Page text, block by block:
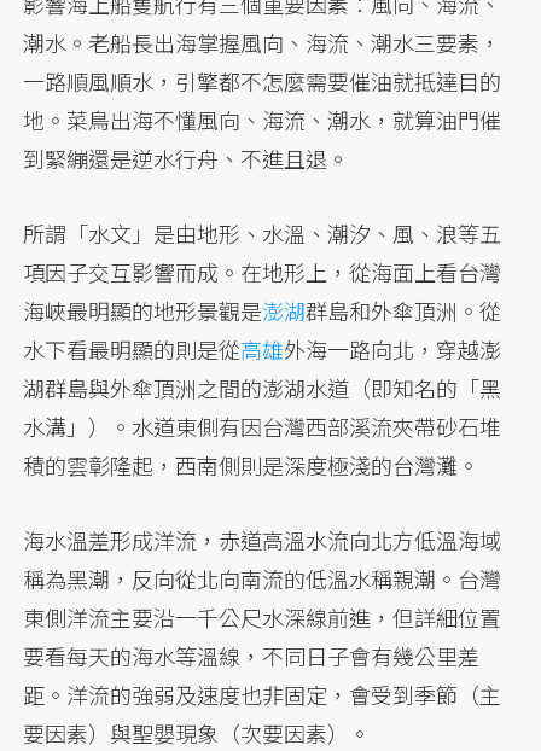
潮水。老船長出海掌握風向、海流、潮水三要素，
一路順風順水，引擎都不怎麼需要催油就抵達目的
地。菜鳥出海不懂風向、海流、潮水，就算油門催
到緊繃還是逆水行舟、不進且退。
所謂「水文」是由地形、水溫、潮汐、風、浪等五
項因子交互影響而成。在地形上，從海面上看台灣
海峽最明顯的地形景觀是澎湖群島和外傘頂洲。從
水下看最明顯的則是從高雄外海一路向北，穿越澎
湖群島與外傘頂洲之間的澎湖水道（即知名的「黑
水溝」）。水道東側有因台灣西部溪流夾帶砂石堆
積的雲彰隆起，西南側則是深度極淺的台灣灘。
海水溫差形成洋流，赤道高溫水流向北方低溫海域
稱為黑潮，反向從北向南流的低溫水稱親潮。台灣
東側洋流主要沿一千公尺水深線前進，但詳細位置
要看每天的海水等溫線，不同日子會有幾公里差
距。洋流的強弱及速度也非固定，會受到季節（主
要因素）與聖嬰現象（次要因素）。